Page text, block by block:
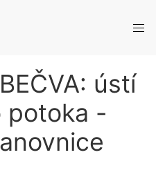
ústí
potoka -